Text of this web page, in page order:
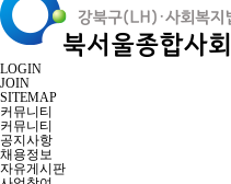
LOGIN
JOIN
SITEMAP
커뮤니티
커뮤니티
공지사항
채용정보
자유게시판